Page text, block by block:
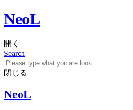
NeoL
開く
Search
閉じる
NeoL